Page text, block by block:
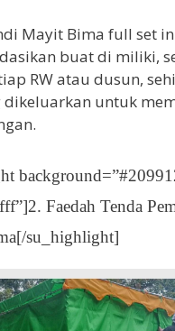
Mayit Bima full set
buat di miliki,
RW atau dusun,
dikeluarkan untuk
Faedah Tenda
su_highlight]